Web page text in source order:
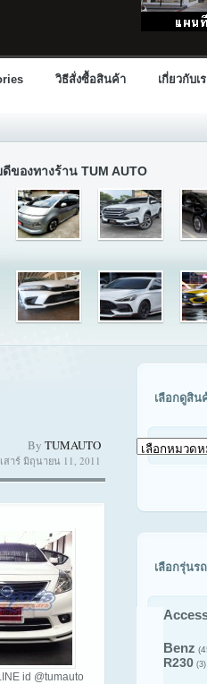
วิธีสั่งซื้อสินค้า เกี่ยวกับเ
ของทางร้าน TUM AUTO
By TUMAUTO
สาร์ มิถุนายน 11, 2011
id @tumauto
เลือกดูสิน
เลือก
รุ่น
เลือกรุ่นรถ
Benz
R230 (3)